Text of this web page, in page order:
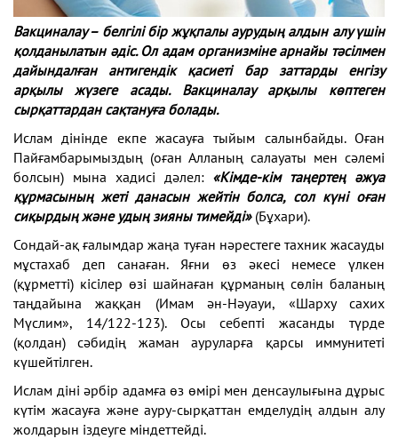
Вакциналау – белгілі бір жұқпалы аурудың алдын алу үшін
қолданылатын әдіс. Ол адам организміне арнайы тәсілмен
дайындалған антигендік қасиеті бар заттарды енгізу
арқылы жүзеге асады. Вакциналау арқылы көптеген
сырқаттардан сақтануға болады.
Ислам дінінде екпе жасауға тыйым салынбайды. Оған
Пайғамбарымыздың (оған Алланың салауаты мен сәлемі
болсын) мына хадисі дәлел: «Кімде-кім таңертең әжуа
құрмасының жеті данасын жейтін болса, сол күні оған
сиқырдың және удың зияны тимейді» (Бұхари).
Сондай-ақ ғалымдар жаңа туған нәрестеге тахник жасауды
мұстахаб деп санаған. Яғни өз әкесі немесе үлкен
(құрметті) кісілер өзі шайнаған құрманың сөлін баланың
таңдайына жаққан (Имам ән-Нәуауи, «Шарху сахих
Мүслим», 14/122-123). Осы себепті жасанды түрде
(қолдан) сәбидің жаман ауруларға қарсы иммунитеті
күшейтілген.
Ислам діні әрбір адамға өз өмірі мен денсаулығына дұрыс
күтім жасауға және ауру-сырқаттан емделудің алдын алу
жолдарын іздеуге міндеттейді.